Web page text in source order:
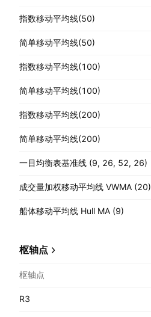
指数移动平均线(50)
简单移动平均线(50)
指数移动平均线(100)
简单移动平均线(100)
指数移动平均线(200)
简单移动平均线(200)
一目均衡表基准线 (9, 26, 52, 26)
成交量加权移动平均线 VWMA (20)
船体移动平均线 Hull MA (9)
枢轴点
枢轴点
R3